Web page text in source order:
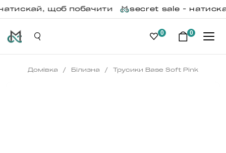
щоб побачити secret sale -
0 0
Домівка / Білизна / Трусики Base Soft Pink